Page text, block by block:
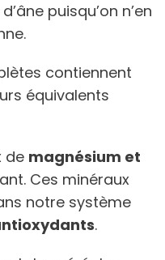
puisqu’on n’en
contiennent
équivalents
de magnésium et
Ces minéraux
notre système
.